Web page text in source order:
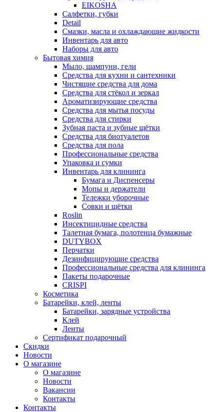
EIKOSHA
Салфетки, губки
Detail
Смазки, масла и охлаждающие жидкости
Инвентарь для авто
Наборы для авто
Бытовая химия
Мыло, шампуни, гели
Средства для кухни и сантехники
Чистящие средства для дома
Средства для стёкол и зеркал
Ароматизирующие средства
Средства для мытья посуды
Средства для стирки
Зубная паста и зубные щётки
Средства для биотуалетов
Средства для пола
Профессиональные средства
Упаковка и сумки
Инвентарь для клининга
Бумага и Диспенсеры
Мопы и держатели
Тележки уборочные
Совки и щётки
Roslin
Инсектицидные средства
Талетная бумага, полотенца бумажные
DUTYBOX
Перчатки
Дезинфицирующие средства
Профессиональные средства для клининга
Пакеты подарочные
CRISPI
Косметика
Батарейки, клей, ленты
Батарейки, зарядные устройства
Клей
Ленты
Сертификат подарочный
Скидки
Новости
О магазине
О магазине
Новости
Вакансии
Контакты
Контакты